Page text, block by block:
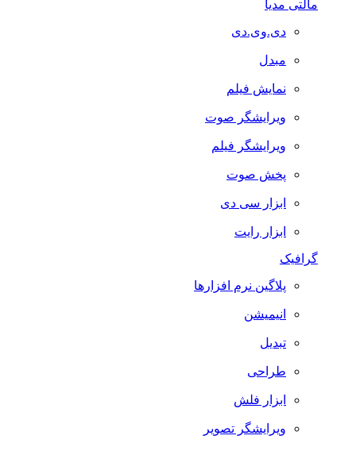
مالتی مدیا
دی.وی.دی
مبدل
نمایش فیلم
ویرایشگر صوت
ویرایشگر فیلم
پخش صوت
ابزار سی دی
ابزار رایت
گرافیک
پلاگین نرم افزارها
انیمیشن
تبدیل
طراحی
ابزار فلش
ویرایشگر تصویر